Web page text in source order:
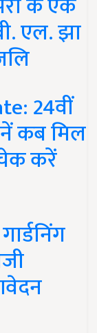
एल. झा
24वीं
कब मिल
करें